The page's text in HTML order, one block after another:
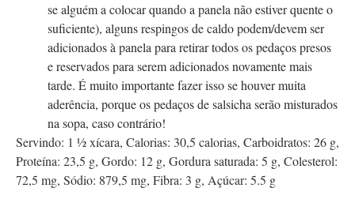
se alguém a colocar quando a panela não estiver quente o
suficiente), alguns respingos de caldo podem/devem ser
adicionados à panela para retirar todos os pedaços presos
e reservados para serem adicionados novamente mais
tarde. É muito importante fazer isso se houver muita
aderência, porque os pedaços de salsicha serão misturados
na sopa, caso contrário!
Servindo: 1 ½ xícara, Calorias: 30,5 calorias, Carboidratos: 26 g,
Proteína: 23,5 g, Gordo: 12 g, Gordura saturada: 5 g, Colesterol:
72,5 mg, Sódio: 879,5 mg, Fibra: 3 g, Açúcar: 5.5 g